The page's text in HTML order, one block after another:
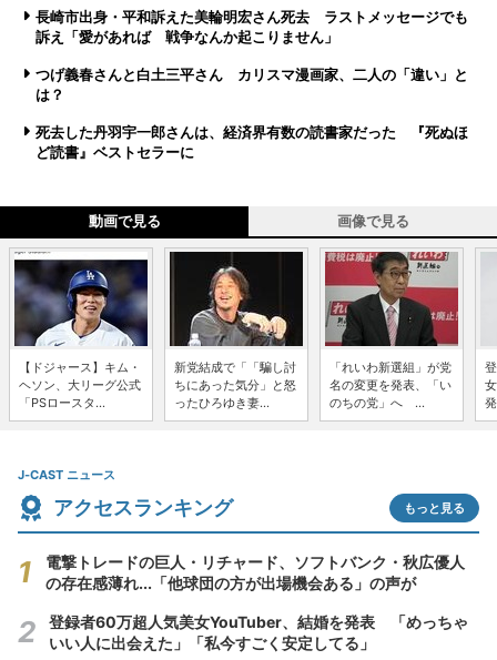
長崎市出身・平和訴えた美輪明宏さん死去 ラストメッセージでも
訴え「愛があれば 戦争なんか起こりません」
つげ義春さんと白土三平さん カリスマ漫画家、二人の「違い」と
は？
死去した丹羽宇一郎さんは、経済界有数の読書家だった 『死ぬほ
ど読書』ベストセラーに
動画で見る 画像で見る
【ドジャース】キム・
ヘソン、大リーグ公式
「PSロースタ...
新党結成で「「騙し討
ちにあった気分」と怒
ったひろゆき妻...
「れいわ新選組」が党
名の変更を発表、「い
のちの党」へ ...
J-CAST ニュース
アクセスランキング もっと見る
電撃トレードの巨人・リチャード、ソフトバンク・秋広優人
の存在感薄れ...「他球団の方が出場機会ある」の声が
登録者60万超人気美女YouTuber、結婚を発表 「めっちゃ
いい人に出会えた」「私今すごく安定してる」